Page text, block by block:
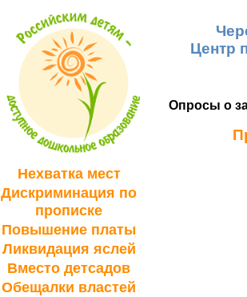
Нехватка мест
Дискриминация по
прописке
Повышение платы
Ликвидация яслей
Вместо детсадов
Обещалки властей
Центр
Опросы о